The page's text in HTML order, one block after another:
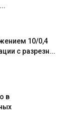
10/0,4
с разрезн...
в